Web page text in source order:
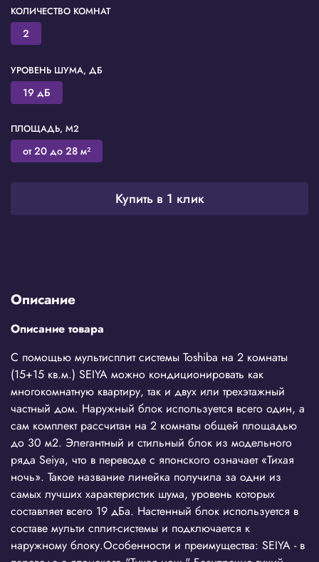
Купить в 1 клик
КОЛИЧЕСТВО КОМНАТ
2
УРОВЕНЬ ШУМА, ДБ
19 дБ
ПЛОЩАДЬ, М2
от 20 до 28 м²
Описание
Описание товара
С помощью мультисплит системы Toshiba на 2 комнаты
(15+15 кв.м.) SEIYA можно кондиционировать как
многокомнатную квартиру, так и двух или трехэтажный
частный дом. Наружный блок используется всего один, а
сам комплект рассчитан на 2 комнаты общей площадью
до 30 м2. Элегантный и стильный блок из модельного
ряда Seiya, что в переводе с японского означает «Тихая
ночь». Такое название линейка получила за одни из
самых лучших характеристик шума, уровень которых
составляет всего 19 дБа. Настенный блок используется в
составе мульти сплит-системы и подключается к
наружному блоку.Особенности и преимущества: SEIYA - в